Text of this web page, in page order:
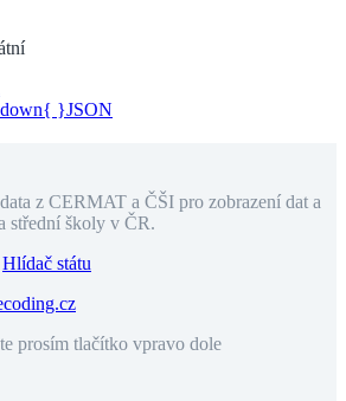
{ }JSON
z CERMAT a ČŠI pro zobrazení dat a
střední školy v ČR.
Hlídač státu
prosím tlačítko vpravo dole